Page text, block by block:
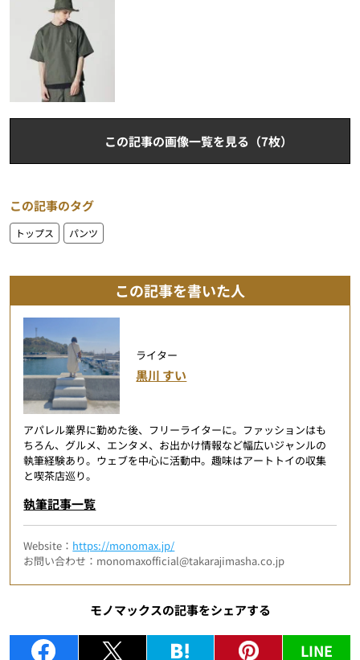
この記事の画像一覧を見る（7枚）
この記事のタグ
トップス パンツ
この記事を書いた人
ライター
黒川 すい
アパレル業界に勤めた後、フリーライターに。ファッションはも
ちろん、グルメ、エンタメ、お出かけ情報など幅広いジャンルの
執筆経験あり。ウェブを中心に活動中。趣味はアートトイの収集
と喫茶店巡り。
執筆記事一覧
Website： https://monomax.jp/
お問い合わせ：monomaxofficial@takarajimasha.co.jp
モノマックスの記事をシェアする
LINE